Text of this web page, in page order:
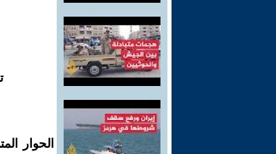
الحوار